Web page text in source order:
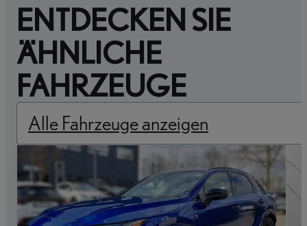
ENTDECKEN SIE
ÄHNLICHE
FAHRZEUGE
Alle Fahrzeuge anzeigen